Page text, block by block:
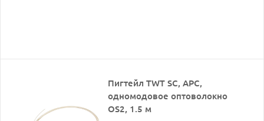
Пигтейл TWT SC, APC,
одномодовое оптоволокно
OS2, 1.5 м